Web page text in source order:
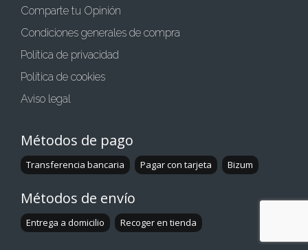
Comparte tu Opinión
Condiciones generales de compra
Política de privacidad
Política de cookies
Aviso legal
Métodos de pago
Transferencia bancaria Pagar con tarjeta Bizum
Métodos de envío
Entrega a domicilio Recoger en tienda